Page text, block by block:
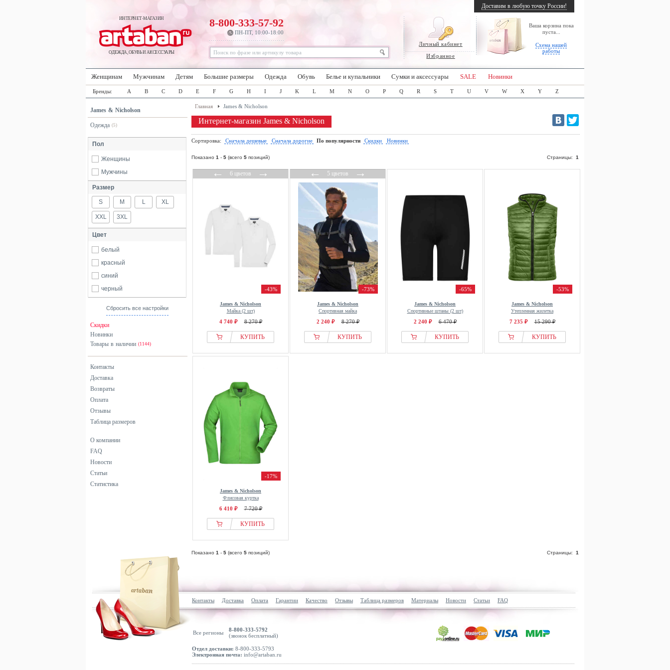
ИНТЕРНЕТ-МАГАЗИН
ОДЕЖДА, ОБУВЬ И АКСЕССУАРЫ
Личный кабинет
Избранное
Ваша корзина пока
пуста...
Схема нашей
работы
8-800-333-57-92
ПН-ПТ, 10:00-18:00
Доставим в любую точку России!
Женщинам Мужчинам Детям Большие размеры Одежда Обувь Белье и купальники Сумки и аксессуары SALE Новинки
Бренды: A B C D E F G H I J K L M N O P Q R S T U V W X Y Z
James & Nicholson
Одежда (5)
Пол
Женщины
Мужчины
Размер
S M L XL
XXL 3XL
Цвет
белый
красный
синий
черный
Сбросить все настройки
Скидки
Новинки
Товары в наличии (1144)
Контакты
Доставка
Возвраты
Оплата
Отзывы
Таблица размеров
О компании
FAQ
Новости
Статьи
Статистика
Главная James & Nicholson
Интернет-магазин James & Nicholson
Сортировка: Сначала дешевые Сначала дорогие По популярности Скидки Новинки
Показано 1 - 5 (всего 5 позиций) Страницы: 1
←6 цветов→
-43%
James & Nicholson
Майка (2 шт)
4 740 ₽ 8 270 ₽
КУПИТЬ
←5 цветов→
-73%
James & Nicholson
Спортивная майка
2 240 ₽ 8 270 ₽
КУПИТЬ
-65%
James & Nicholson
Спортивные штаны (2 шт)
2 240 ₽ 6 470 ₽
КУПИТЬ
-53%
James & Nicholson
Утепленная жилетка
7 235 ₽ 15 290 ₽
КУПИТЬ
-17%
James & Nicholson
Флисовая куртка
6 410 ₽ 7 720 ₽
КУПИТЬ
Показано 1 - 5 (всего 5 позиций) Страницы: 1
Контакты Доставка Оплата Гарантии Качество Отзывы Таблица размеров Материалы Новости Статьи FAQ
Все регионы
8-800-333-5792
(звонок бесплатный)
Отдел доставки: 8-800-333-5793
Электронная почта: info@artaban.ru